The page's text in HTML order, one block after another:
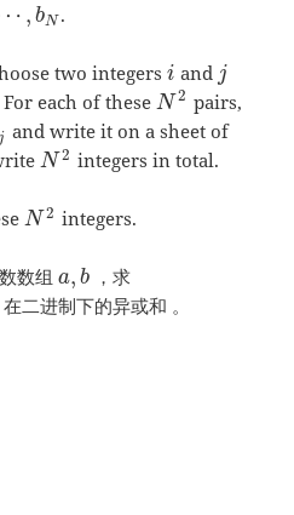
, bN .
two integersi and j
For each of theseN 2 pairs,
j and write it on a sheet of
N 2 integers in total.
N 2 integers.
数组 a, b ，求
在二进制下的异或和 。